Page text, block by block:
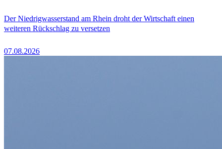
Der Niedrigwasserstand am Rhein droht der Wirtschaft einen
weiteren Rückschlag zu versetzen
07.08.2026